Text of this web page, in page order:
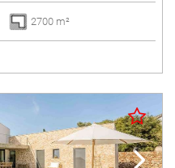
2700 m²